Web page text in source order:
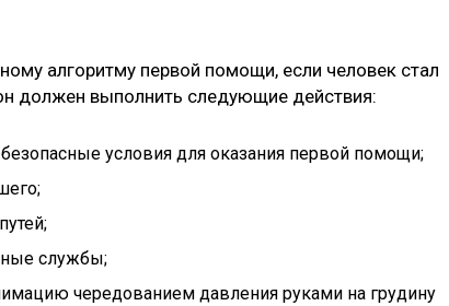
алгоритму первой помощи, если человек стал
должен выполнить следующие действия:
условия для оказания первой помощи;
службы;
чередованием давления руками на грудину